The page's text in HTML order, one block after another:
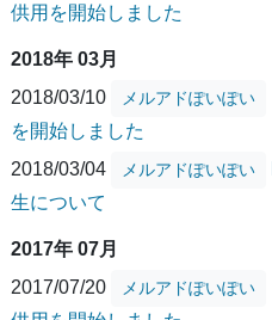
供用を開始しました
2018年 03月
2018/03/10
メルアドぽいぽい
を開始しました
2018/03/04
メルアドぽいぽい
生について
2017年 07月
2017/07/20
メルアドぽいぽい